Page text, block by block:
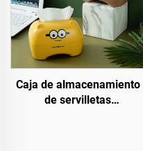
Caja de almacenamiento
de servilletas